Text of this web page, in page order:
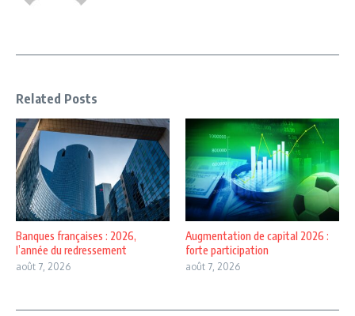
Related Posts
Banques françaises : 2026,
l’année du redressement
août 7, 2026
Augmentation de capital 2026 :
forte participation
août 7, 2026